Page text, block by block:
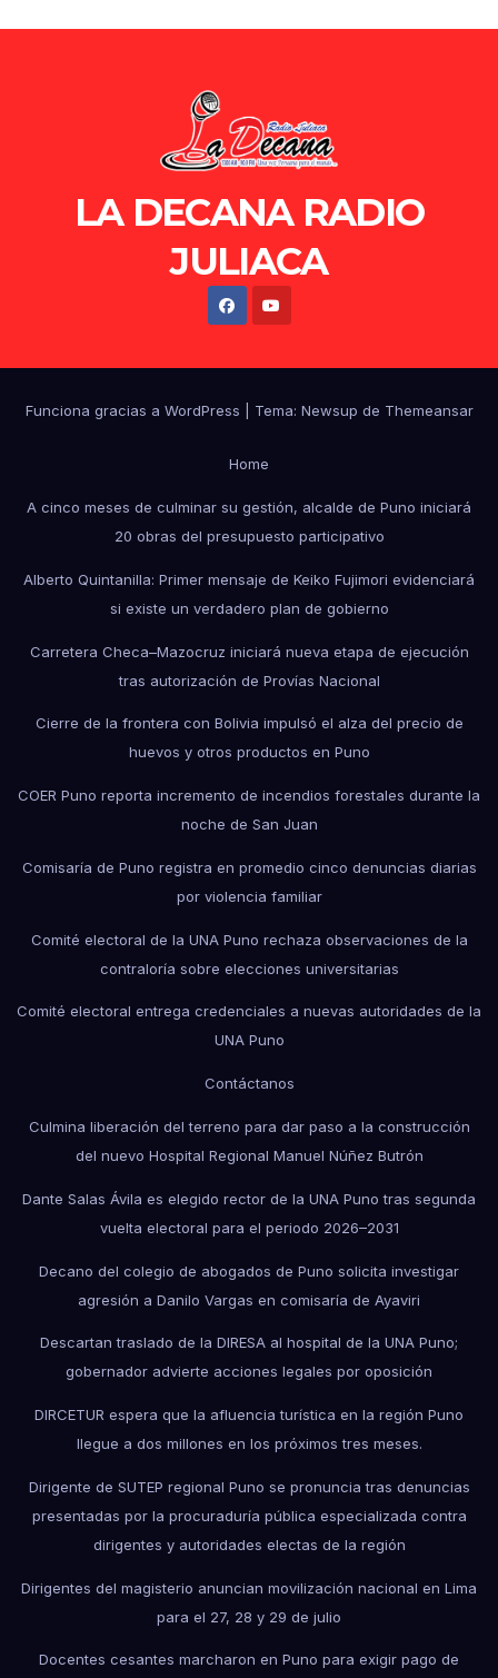
LA DECANA RADIO
JULIACA
Funciona gracias a WordPress Tema: Newsup de Themeansar
Home
A cinco meses de culminar su gestión, alcalde de Puno iniciará
20 obras del presupuesto participativo
Alberto Quintanilla: Primer mensaje de Keiko Fujimori evidenciará
si existe un verdadero plan de gobierno
Carretera Checa–Mazocruz iniciará nueva etapa de ejecución
tras autorización de Provías Nacional
Cierre de la frontera con Bolivia impulsó el alza del precio de
huevos y otros productos en Puno
COER Puno reporta incremento de incendios forestales durante la
noche de San Juan
Comisaría de Puno registra en promedio cinco denuncias diarias
por violencia familiar
Comité electoral de la UNA Puno rechaza observaciones de la
contraloría sobre elecciones universitarias
Comité electoral entrega credenciales a nuevas autoridades de la
UNA Puno
Contáctanos
Culmina liberación del terreno para dar paso a la construcción
del nuevo Hospital Regional Manuel Núñez Butrón
Dante Salas Ávila es elegido rector de la UNA Puno tras segunda
vuelta electoral para el periodo 2026–2031
Decano del colegio de abogados de Puno solicita investigar
agresión a Danilo Vargas en comisaría de Ayaviri
Descartan traslado de la DIRESA al hospital de la UNA Puno;
gobernador advierte acciones legales por oposición
DIRCETUR espera que la afluencia turística en la región Puno
llegue a dos millones en los próximos tres meses.
Dirigente de SUTEP regional Puno se pronuncia tras denuncias
presentadas por la procuraduría pública especializada contra
dirigentes y autoridades electas de la región
Dirigentes del magisterio anuncian movilización nacional en Lima
para el 27, 28 y 29 de julio
Docentes cesantes marcharon en Puno para exigir pago de